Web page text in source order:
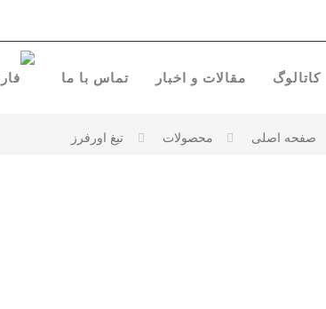
کاتالوگ مقالات و اخبار تماس با ما
صفحه اصلی محصولات
تیغ اورفرز